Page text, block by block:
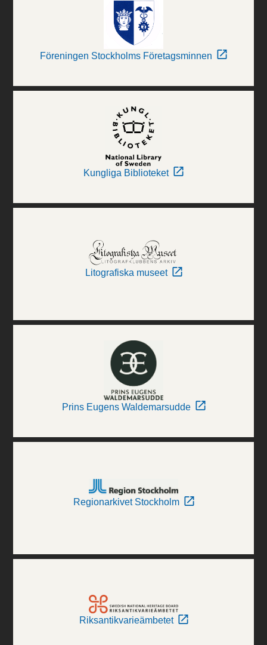
Föreningen Stockholms Företagsminnen
Kungliga Biblioteket
Litografiska museet
Prins Eugens Waldemarsudde
Regionarkivet Stockholm
Riksantikvarieämbetet